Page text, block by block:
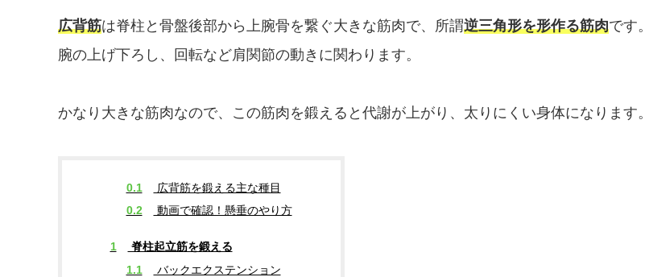
広背筋は脊柱と骨盤後部から上腕骨を繋ぐ大きな筋肉で、所謂逆三角形を形作る筋肉です。
腕の上げ下ろし、回転など肩関節の動きに関わります。
かなり大きな筋肉なので、この筋肉を鍛えると代謝が上がり、太りにくい身体になります。
0.1
広背筋を鍛える主な種目
0.2
動画で確認！懸垂のやり方
1
脊柱起立筋を鍛える
1.1
バックエクステンション